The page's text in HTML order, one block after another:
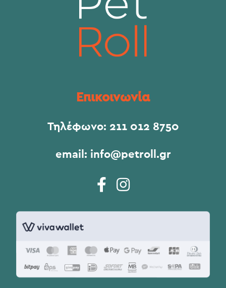
Επικοινωνία
Τηλέφωνο: 211 012 8750
email: info@petroll.gr